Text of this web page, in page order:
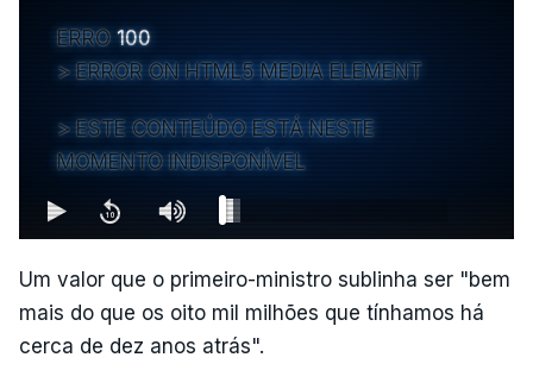
ERRO 100
ERROR ON HTML5 MEDIA ELEMENT
ESTE CONTEÚDO ESTÁ NESTE
MOMENTO INDISPONÍVEL
Um valor que o primeiro-ministro sublinha ser "bem
mais do que os oito mil milhões que tínhamos há
cerca de dez anos atrás".